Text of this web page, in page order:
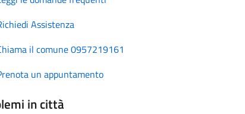
Assistenza
il comune 0957219161
un appuntamento
in città